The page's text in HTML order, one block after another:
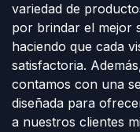
variedad de
por brindar el mejor
haciendo que cada
satisfactoria.
contamos con una
diseñada para
a nuestros clientes